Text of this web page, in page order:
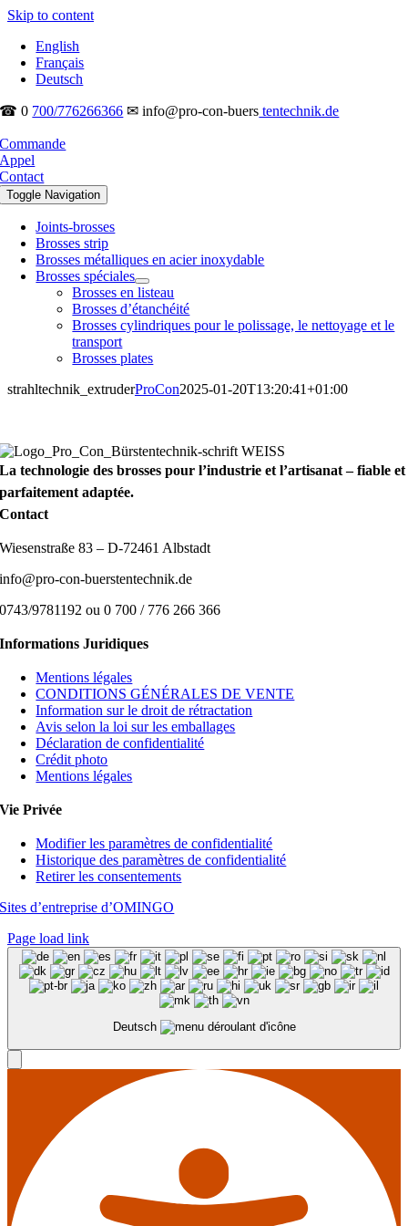
Skip to content
English
Français
Deutsch
☎ 0 700/776266366 ✉ info@pro-con-buers tentechnik.de
Commande
Appel
Contact
Toggle Navigation
Joints-brosses
Brosses strip
Brosses métalliques en acier inoxydable
Brosses spéciales
Brosses en listeau
Brosses d’étanchéité
Brosses cylindriques pour le polissage, le nettoyage et le
transport
Brosses plates
strahltechnik_extruderProCon2025-01-20T13:20:41+01:00
La technologie des brosses pour l’industrie et l’artisanat – fiable et
parfaitement adaptée.
Contact
Wiesenstraße 83 – D-72461 Albstadt
info@pro-con-buerstentechnik.de
0743/9781192 ou 0 700 / 776 266 366
Informations Juridiques
Mentions légales
CONDITIONS GÉNÉRALES DE VENTE
Information sur le droit de rétractation
Avis selon la loi sur les emballages
Déclaration de confidentialité
Crédit photo
Mentions légales
Vie Privée
Modifier les paramètres de confidentialité
Historique des paramètres de confidentialité
Retirer les consentements
Sites d’entreprise d’OMINGO
Page load link
Deutsch